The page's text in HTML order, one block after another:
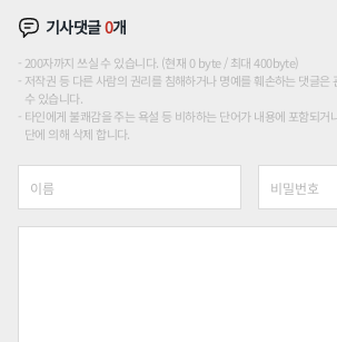
기사댓글0개
200자까지 쓰실 수 있습니다. (현재 0 byte / 최대 400byte)
저작권 등 다른 사람의 권리를 침해하거나 명예를 훼손하는 댓글은
수 있습니다.
타인에게 불쾌감을 주는 욕설 등 비하하는 단어가 내용에 포함되거
단에 의해 삭제 합니다.